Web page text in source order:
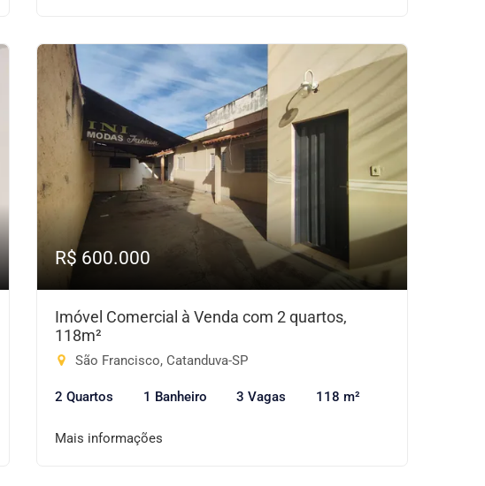
R$ 600.000
Imóvel Comercial à Venda com 2 quartos,
118m²
São Francisco, Catanduva-SP
2 Quartos 1 Banheiro 3 Vagas 118 m²
Mais informações